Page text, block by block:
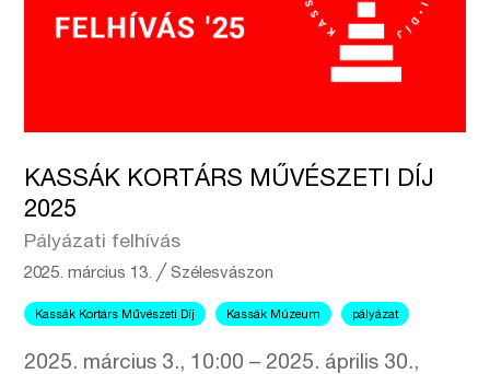
KASSÁK KORTÁRS MŰVÉSZETI DÍJ
2025
Pályázati felhívás
2025. március 13. ╱Szélesvászon
Kassák Kortárs Művészeti Díj Kassák Múzeum pályázat
2025. március 3., 10:00 – 2025. április 30.,